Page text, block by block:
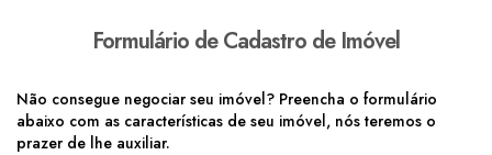
Formulário de Cadastro de Imóvel
Não consegue negociar seu imóvel? Preencha o formulário
abaixo com as características de seu imóvel, nós teremos o
prazer de lhe auxiliar.